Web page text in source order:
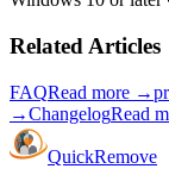
Related Articles
FAQRead more →
→ChangelogRead
QuickRemove